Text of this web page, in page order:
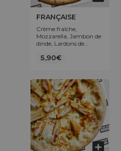
FRANÇAISE
Crème fraîche,
Mozzarella, Jambon de
dinde, Lardons de
Olives.
5,90€